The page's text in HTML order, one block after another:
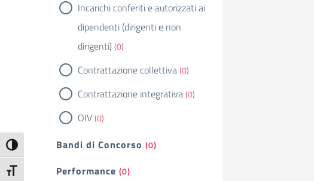
Attiva/disattiva alto contrasto
Attiva/disattiva dimensione testo
Incarichi conferiti e autorizzati ai
dipendenti (dirigenti e non
dirigenti)(0)
Contrattazione collettiva(0)
Contrattazione integrativa(0)
OIV(0)
Bandi di Concorso (0)
Performance (0)